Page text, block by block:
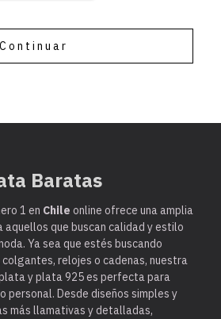
Continuar
Baratas
1 en Chile online ofrece una amplia
aquellos que buscan calidad y estilo
Ya sea que estés buscando
relojes o cadenas, nuestra
y plata 925 es perfecta para
personal. Desde diseños simples y
más llamativas y detalladas,